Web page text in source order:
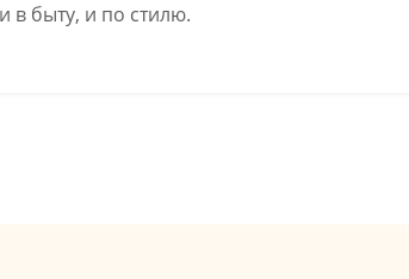
в быту, и по стилю.